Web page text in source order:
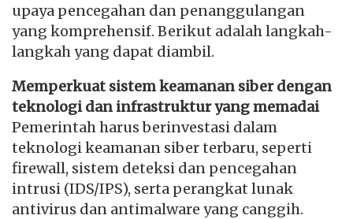
upaya pencegahan dan penanggulangan
yang komprehensif. Berikut adalah langkah-
langkah yang dapat diambil.
Memperkuat sistem keamanan siber dengan
teknologi dan infrastruktur yang memadai
Pemerintah harus berinvestasi dalam
teknologi keamanan siber terbaru, seperti
firewall, sistem deteksi dan pencegahan
intrusi (IDS/IPS), serta perangkat lunak
antivirus dan antimalware yang canggih.